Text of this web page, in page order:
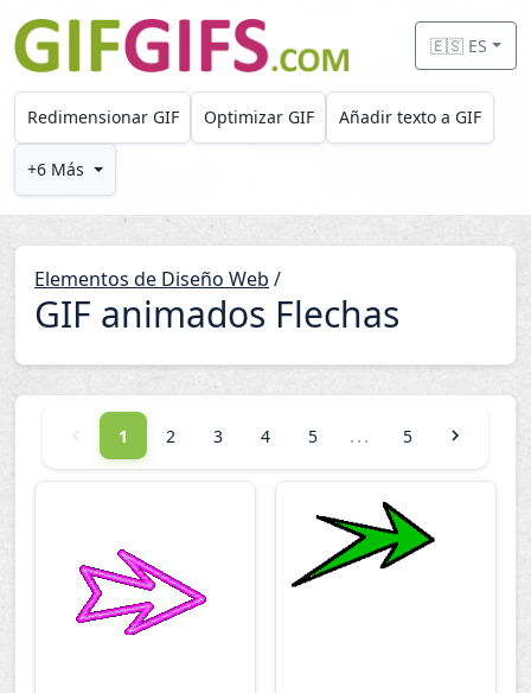
Skip to main content
🇪🇸 ES
Redimensionar GIF Optimizar GIF Añadir texto a GIF
+6 Más
Elementos de Diseño Web /
GIF animados Flechas
1 2 3 4 5 ... 5